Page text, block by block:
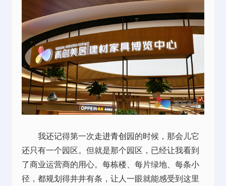
我还记得第一次走进青创园的时候，那会儿它
还只有一个园区。但就是那个园区，已经让我看到
了商业运营商的用心。每栋楼、每片绿地、每条小
径，都规划得井井有条，让人一眼就能感受到这里